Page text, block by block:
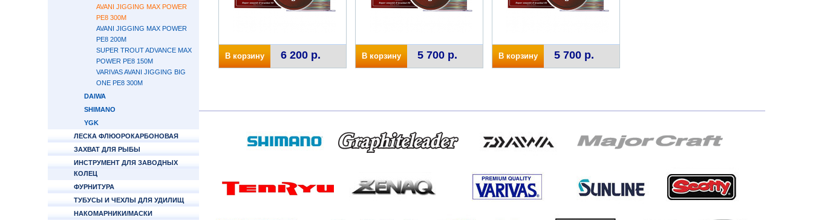
AVANI JIGGING MAX POWER
PE8 300M
AVANI JIGGING MAX POWER
PE8 200M
SUPER TROUT ADVANCE MAX
POWER PE8 150M
VARIVAS AVANI JIGGING BIG
ONE PE8 300M
DAIWA
SHIMANO
YGK
ЛЕСКА ФЛЮОРОКАРБОНОВАЯ
ЗАХВАТ ДЛЯ РЫБЫ
ИНСТРУМЕНТ ДЛЯ ЗАВОДНЫХ
КОЛЕЦ
ФУРНИТУРА
ТУБУСЫ И ЧЕХЛЫ ДЛЯ УДИЛИЩ
НАКОМАРНИКИ/МАСКИ
В корзину 6 200 р. В корзину 5 700 р. В корзину 5 700 р.